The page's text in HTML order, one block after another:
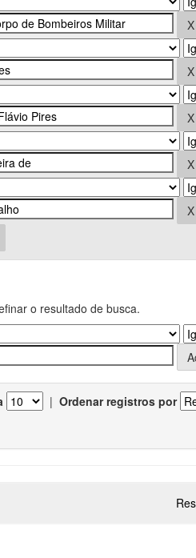
o resultado de busca.
| Ordenar registros por